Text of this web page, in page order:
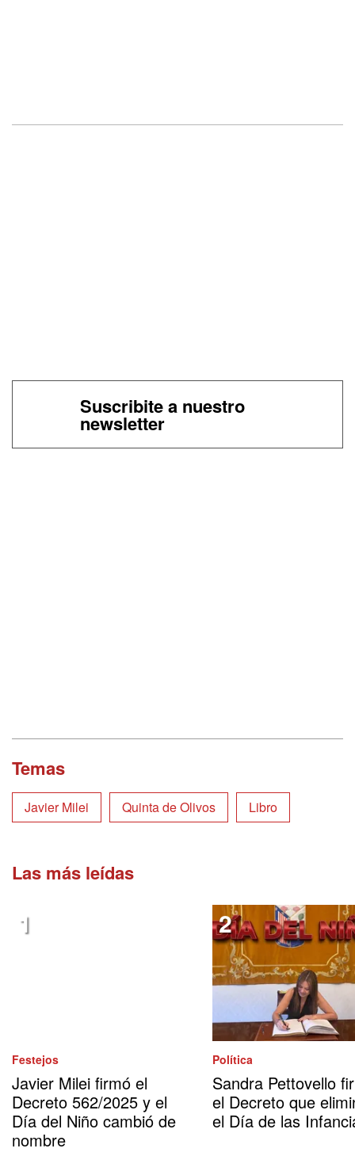
Suscribite a nuestro
newsletter
Temas
Javier Milei Quinta de Olivos Libro
Las más leídas
Festejos
Javier Milei firmó el
Decreto 562/2025 y el
Día del Niño cambió de
nombre
Política
Sandra Pettovello
el Decreto que
el Día de las